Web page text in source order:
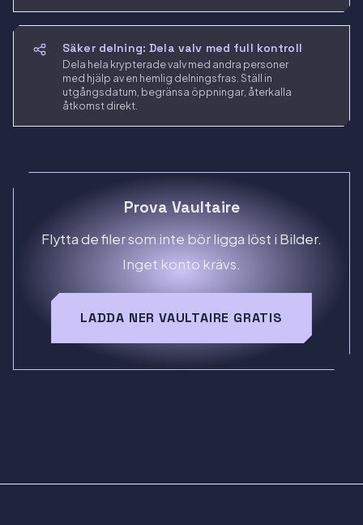
Säker delning: Dela valv med full kontroll
Dela hela krypterade valv med andra personer
med hjälp av en hemlig delningsfras. Ställ in
utgångsdatum, begränsa öppningar, återkalla
åtkomst direkt.
Prova Vaultaire
Flytta de filer som inte bör ligga löst i Bilder.
Inget konto krävs.
LADDA NER VAULTAIRE GRATIS